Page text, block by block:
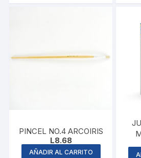
PINCEL NO.4 ARCOIRIS
L8.68
AÑADIR AL CARRITO